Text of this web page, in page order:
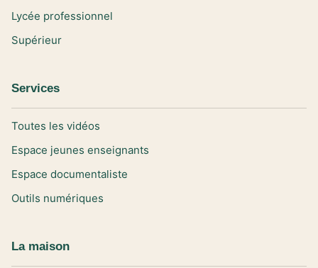
Lycée professionnel
Supérieur
Services
Toutes les vidéos
Espace jeunes enseignants
Espace documentaliste
Outils numériques
La maison